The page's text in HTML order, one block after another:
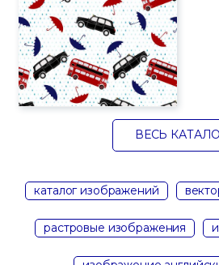
ВЕСЬ
каталог изображений
растровые изображения